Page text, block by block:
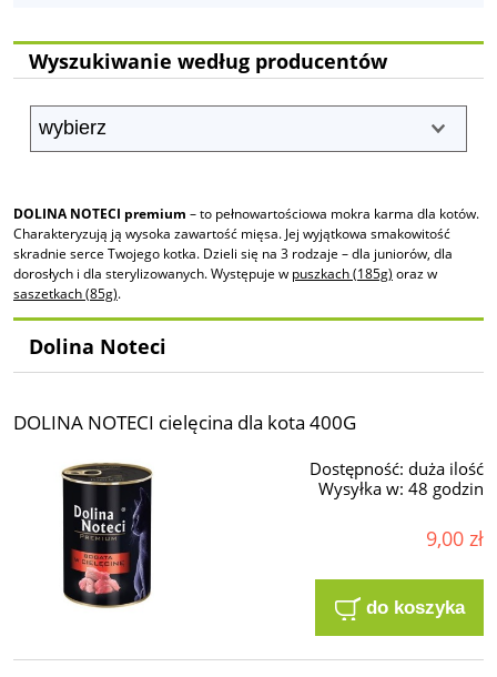
Wyszukiwanie według producentów
DOLINA NOTECI premium – to pełnowartościowa mokra karma dla kotów.
Charakteryzują ją wysoka zawartość mięsa. Jej wyjątkowa smakowitość
skradnie serce Twojego kotka. Dzieli się na 3 rodzaje – dla juniorów, dla
dorosłych i dla sterylizowanych. Występuje w puszkach (185g) oraz w
saszetkach (85g).
Dolina Noteci
DOLINA NOTECI cielęcina dla kota 400G
Dostępność: duża ilość
Wysyłka w: 48 godzin
9,00 zł
do koszyka